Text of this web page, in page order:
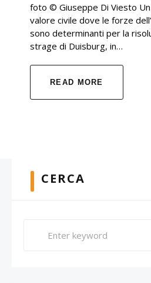
foto © Giuseppe Di Viesto
valore civile dove le forze
sono determinanti per la
strage di Duisburg, in…
READ MORE
CERCA